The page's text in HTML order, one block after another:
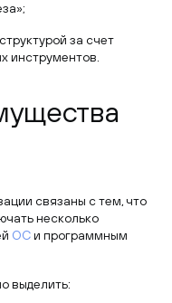
за счет
инструментов
связаны с тем, что
несколько
ОСи программным
выделить: